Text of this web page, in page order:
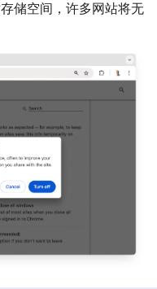
储空间，许多网站将无